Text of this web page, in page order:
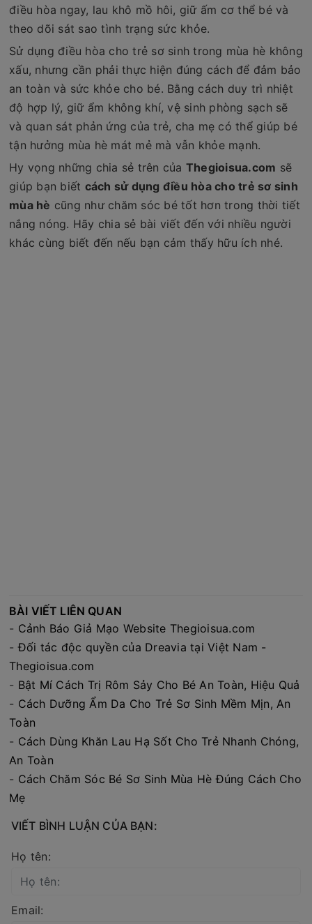
điều hòa ngay, lau khô mồ hôi, giữ ấm cơ thể bé và
theo dõi sát sao tình trạng sức khỏe.
Sử dụng điều hòa cho trẻ sơ sinh trong mùa hè không
xấu, nhưng cần phải thực hiện đúng cách để đảm bảo
an toàn và sức khỏe cho bé. Bằng cách duy trì nhiệt
độ hợp lý, giữ ẩm không khí, vệ sinh phòng sạch sẽ
và quan sát phản ứng của trẻ, cha mẹ có thể giúp bé
tận hưởng mùa hè mát mẻ mà vẫn khỏe mạnh.
Hy vọng những chia sẻ trên của Thegioisua.com sẽ
giúp bạn biết cách sử dụng điều hòa cho trẻ sơ sinh
mùa hè cũng như chăm sóc bé tốt hơn trong thời tiết
nắng nóng. Hãy chia sẻ bài viết đến với nhiều người
khác cùng biết đến nếu bạn cảm thấy hữu ích nhé.
BÀI VIẾT LIÊN QUAN
- Cảnh Báo Giả Mạo Website Thegioisua.com
-Đối tác độc quyền của Dreavia tại Việt Nam -
Thegioisua.com
- Bật Mí Cách Trị Rôm Sảy Cho Bé An Toàn, Hiệu Quả
- Cách Dưỡng Ẩm Da Cho Trẻ Sơ Sinh Mềm Mịn, An
Toàn
- Cách Dùng Khăn Lau Hạ Sốt Cho Trẻ Nhanh Chóng,
An Toàn
- Cách Chăm Sóc Bé Sơ Sinh Mùa Hè Đúng Cách Cho
Mẹ
VIẾT BÌNH LUẬN CỦA BẠN:
Họ tên:
Email: